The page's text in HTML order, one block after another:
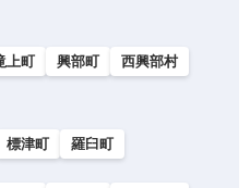
上町 興部町
西興部村
標津町 羅臼町